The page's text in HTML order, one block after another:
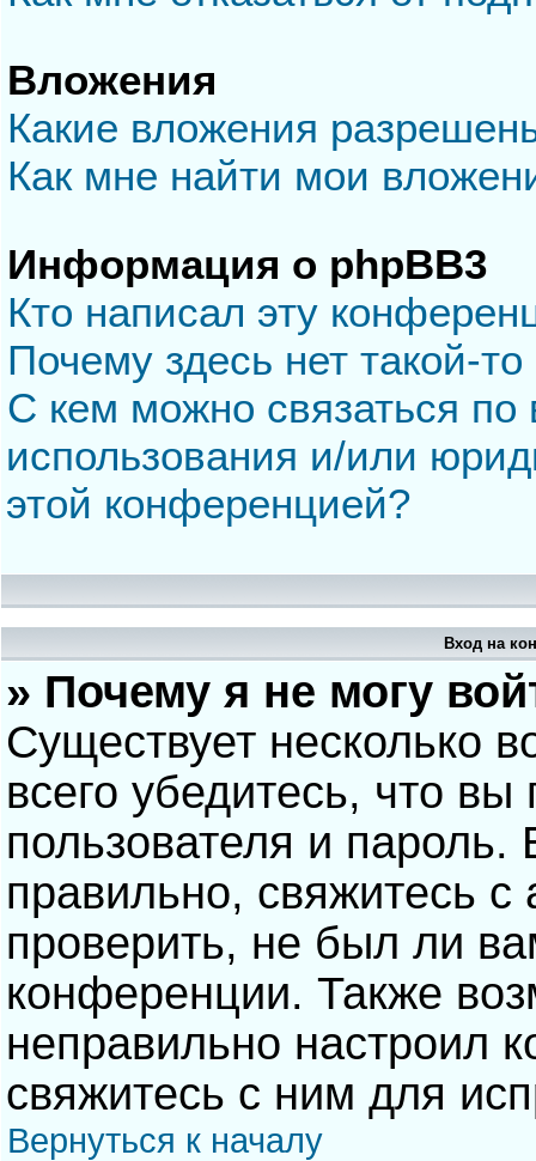
Вложения
Какие вложения
Как мне найти мои
Информация о phpBB3
Кто написал эту
Почему здесь нет такой-
С кем можно связаться по
использования и/или
этой конференцией?
Вход на
» Почему я не могу
Существует несколько
всего убедитесь, что
пользователя и
правильно, свяжитесь
проверить, не был ли
конференции. Также
неправильно настроил
свяжитесь с ним для
Вернуться к началу